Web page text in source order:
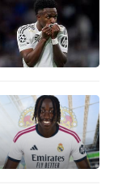
乐部的青训
球的发展要
做青训非常
去做，想出
要靠中国足